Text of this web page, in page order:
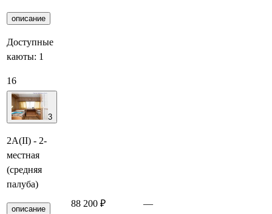
описание
Доступные
каюты: 1
16
3
2А(II) - 2-
местная
(средняя
палуба)
описание
88 200 ₽ —